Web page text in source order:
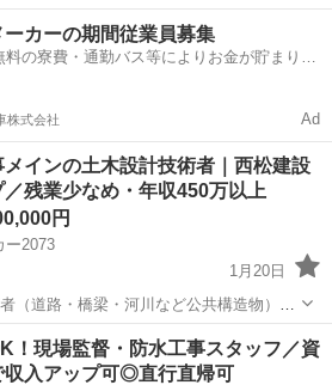
人業なので手に職を付けて独立しましょ
んが将来的には法人化させて頂きます。
えお願...
その他 台風
ーカーの期間従業員募集
の寮費・通勤バス等によりお金が貯まりや
株式会社 Ad
インの土木設計技術者｜西松建設
／残業少なめ・年収450万以上
円
ー2073
1月20日
（道路・橋梁・河川など公共構造物）
業務を担当していただきます。 案件の
業務
！現場監督・防水工事スタッフ／資
収入アップ可◎直行直帰可